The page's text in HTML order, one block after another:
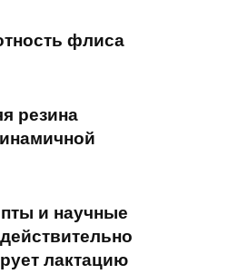
флиса
резина
и научные
лактацию